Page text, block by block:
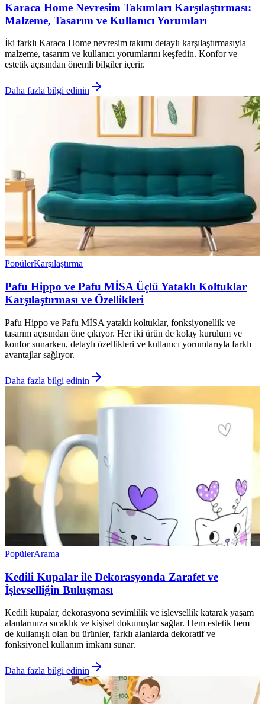
Karaca Home Nevresim Takımları Karşılaştırması:
Malzeme, Tasarım ve Kullanıcı Yorumları
İki farklı Karaca Home nevresim takımı detaylı karşılaştırmasıyla
malzeme, tasarım ve kullanıcı yorumlarını keşfedin. Konfor ve
estetik açısından önemli bilgiler içerir.
Daha fazla bilgi edinin
PopülerKarşılaştırma
Pafu Hippo ve Pafu MİSA Üçlü Yataklı Koltuklar
Karşılaştırması ve Özellikleri
Pafu Hippo ve Pafu MİSA yataklı koltuklar, fonksiyonellik ve
tasarım açısından öne çıkıyor. Her iki ürün de kolay kurulum ve
konfor sunarken, detaylı özellikleri ve kullanıcı yorumlarıyla farklı
avantajlar sağlıyor.
Daha fazla bilgi edinin
PopülerArama
Kedili Kupalar ile Dekorasyonda Zarafet ve
İşlevselliğin Buluşması
Kedili kupalar, dekorasyona sevimlilik ve işlevsellik katarak yaşam
alanlarınıza sıcaklık ve kişisel dokunuşlar sağlar. Hem estetik hem
de kullanışlı olan bu ürünler, farklı alanlarda dekoratif ve
fonksiyonel kullanım imkanı sunar.
Daha fazla bilgi edinin